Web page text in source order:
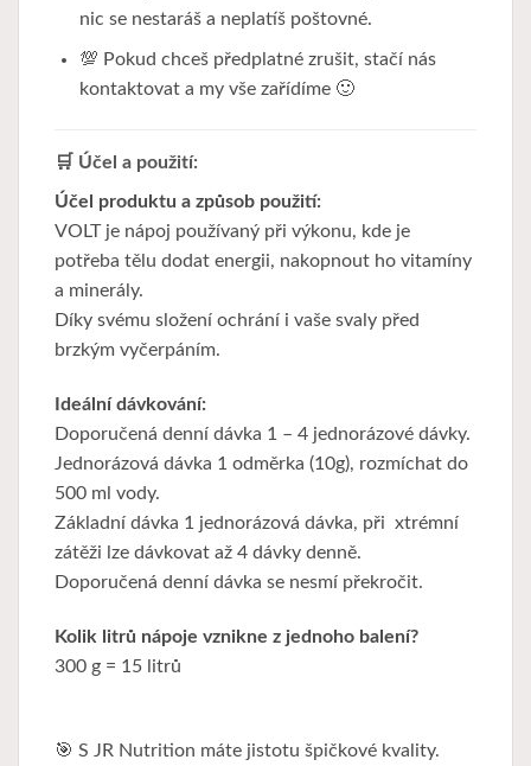
nic se nestaráš a neplatíš poštovné.
💯 Pokud chceš předplatné zrušit, stačí nás
kontaktovat a my vše zařídíme 🙂
🛒 Účel a použití:
Účel produktu a způsob použití:
VOLT je nápoj používaný při výkonu, kde je
potřeba tělu dodat energii, nakopnout ho vitamíny
a minerály.
Díky svému složení ochrání i vaše svaly před
brzkým vyčerpáním.
Ideální dávkování:
Doporučená denní dávka 1 – 4 jednorázové dávky.
Jednorázová dávka 1 odměrka (10g), rozmíchat do
500 ml vody.
Základní dávka 1 jednorázová dávka, při xtrémní
zátěži lze dávkovat až 4 dávky denně.
Doporučená denní dávka se nesmí překročit.
Kolik litrů nápoje vznikne z jednoho balení?
300 g = 15 litrů
🎯 S JR Nutrition máte jistotu špičkové kvality.